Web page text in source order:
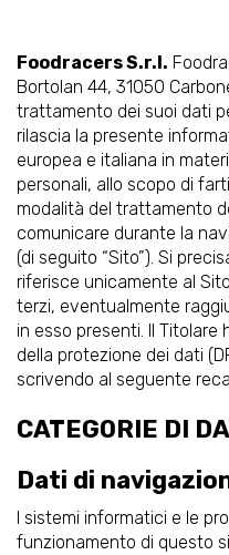
Foodracers S.r.l.
Bortolan 44, 31050
trattamento dei suoi dati
rilascia la presente
europea e italiana in
personali, allo scopo di
modalità del trattamento
comunicare durante la
(di seguito “Sito”). Si
riferisce unicamente al
terzi, eventualmente
in esso presenti. Il Titolare
della protezione dei dati
scrivendo al seguente
CATEGORIE DI
Dati di
I sistemi informatici e le
funzionamento di questo